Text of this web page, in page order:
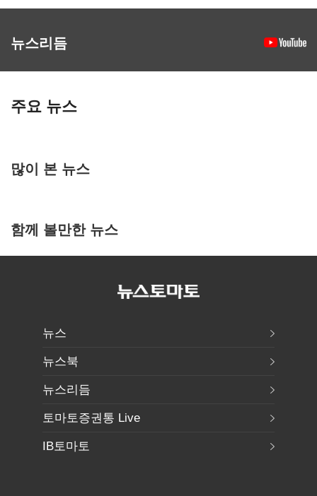
뉴스리듬
주요 뉴스
많이 본 뉴스
함께 볼만한 뉴스
뉴스
뉴스북
뉴스리듬
토마토증권통 Live
IB토마토